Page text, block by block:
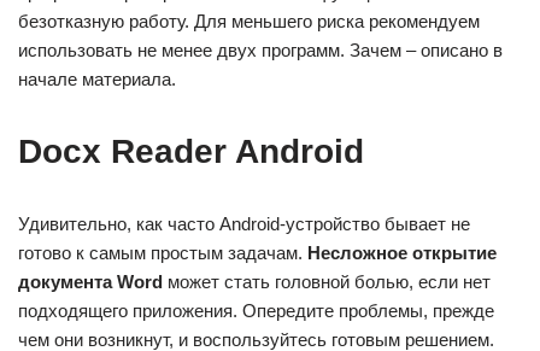
безотказную работу. Для меньшего риска рекомендуем
использовать не менее двух программ. Зачем – описано в
начале материала.
Docx Reader Android
Удивительно, как часто Android-устройство бывает не
готово к самым простым задачам. Несложное открытие
документа Word может стать головной болью, если нет
подходящего приложения. Опередите проблемы, прежде
чем они возникнут, и воспользуйтесь готовым решением.